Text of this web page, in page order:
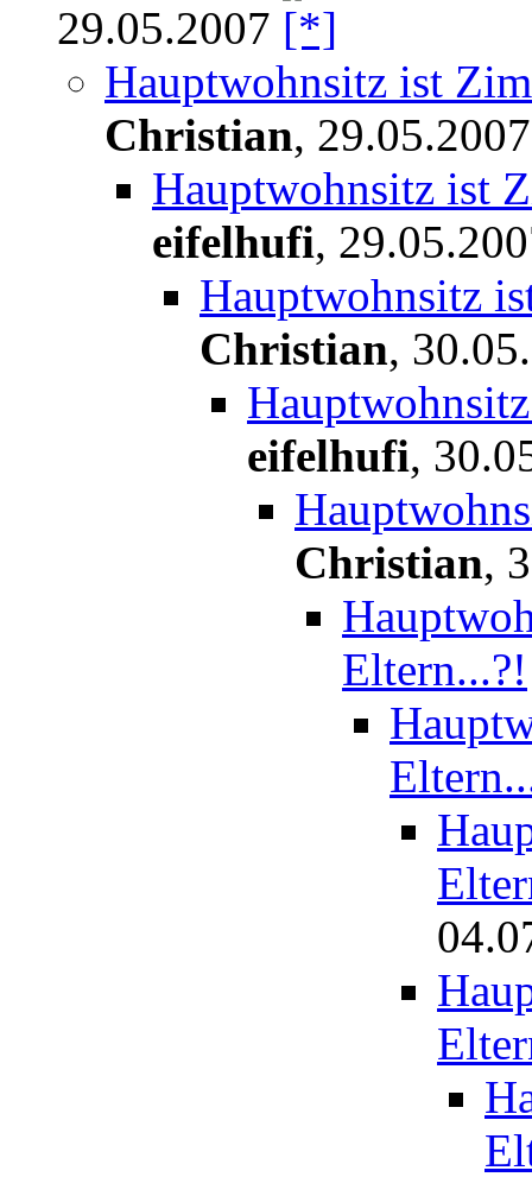
29.05.2007
Hauptwohnsitz ist
Christian, 29.05.2007
Hauptwohnsitz ist
eifelhufi,
Hauptwohnsitz
Christian,
eifelhufi,
Christian,
Eltern...?!